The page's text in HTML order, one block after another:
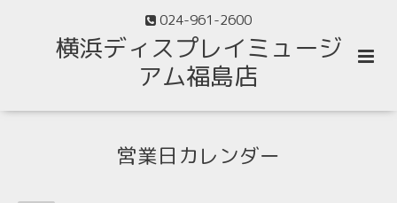
024-961-2600
横浜ディスプレイミュージ
アム福島店
営業日カレンダー